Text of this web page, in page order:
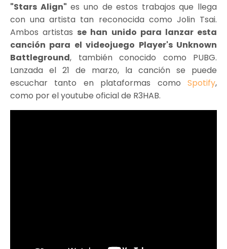
"Stars Align" es uno de estos trabajos que llega
con una artista tan reconocida como Jolin Tsai.
Ambos artistas se han unido para lanzar esta
canción para el videojuego Player's Unknown
Battleground, también conocido como PUBG.
Lanzada el 21 de marzo, la canción se puede
escuchar tanto en plataformas como Spotify,
como por el youtube oficial de R3HAB.